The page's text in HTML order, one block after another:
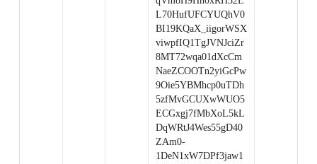
L70HufUFCYUQhV0
BI19KQaX_iigorWSX
viwpfIQ1TgJVNJciZr
8MT72wqa01dXcCm
NaeZCOOTn2yiGcPw
9Oie5YBMhcp0uTDh
5zfMvGCUXwWUO5
ECGxgj7fMbXoL5kL
DqWRtJ4Wes55gD40
ZAm0-
1DeN1xW7DPf3jaw1